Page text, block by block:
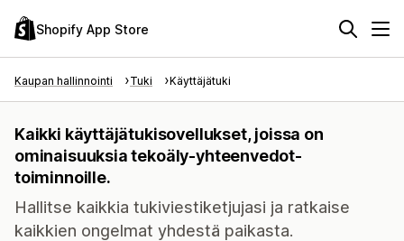
Shopify App Store
Kaupan hallinnointi Tuki Käyttäjätuki
Kaikki käyttäjätukisovellukset, joissa on
ominaisuuksia tekoäly-yhteenvedot-
toiminnoille.
Hallitse kaikkia tukiviestiketjujasi ja ratkaise
kaikkien ongelmat yhdestä paikasta.